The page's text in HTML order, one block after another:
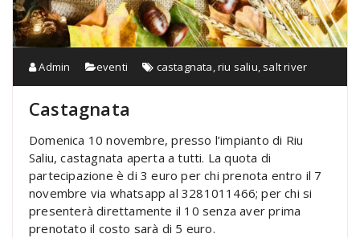
Admin eventi castagnata,riu saliu, salt river
Castagnata
Domenica 10 novembre, presso l’impianto di Riu
Saliu, castagnata aperta a tutti. La quota di
partecipazione è di 3 euro per chi prenota entro il 7
novembre via whatsapp al 3281011466; per chi si
presenterà direttamente il 10 senza aver prima
prenotato il costo sarà di 5 euro.